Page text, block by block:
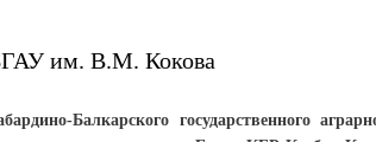
им. В.М. Кокова
Балкарского государственного